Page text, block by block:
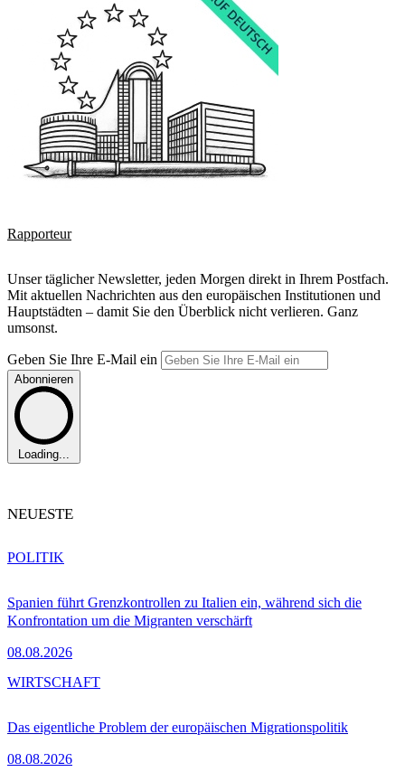
Rapporteur
Unser täglicher Newsletter, jeden Morgen direkt in Ihrem Postfach.
Mit aktuellen Nachrichten aus den europäischen Institutionen und
Hauptstädten – damit Sie den Überblick nicht verlieren. Ganz
umsonst.
Geben Sie Ihre E-Mail ein
Abonnieren
Loading...
NEUESTE
Spanien führt Grenzkontrollen zu Italien ein, während sich die
Konfrontation um die Migranten verschärft
08.08.2026
POLITIK
Das eigentliche Problem der europäischen Migrationspolitik
08.08.2026
WIRTSCHAFT